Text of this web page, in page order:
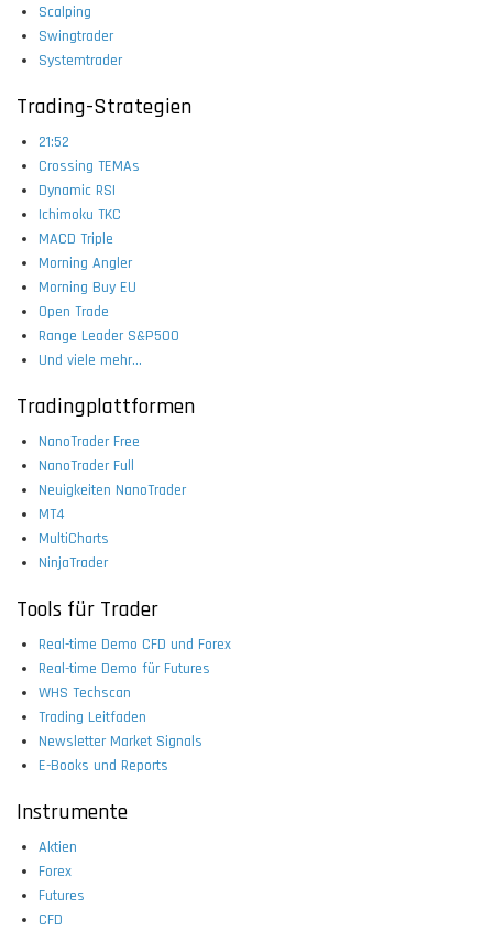
Scalping
Swingtrader
Systemtrader
Trading-Strategien
21:52
Crossing TEMAs
Dynamic RSI
Ichimoku TKC
MACD Triple
Morning Angler
Morning Buy EU
Open Trade
Range Leader S&P500
Und viele mehr...
Tradingplattformen
NanoTrader Free
NanoTrader Full
Neuigkeiten NanoTrader
MT4
MultiCharts
NinjaTrader
Tools für Trader
Real-time Demo CFD und Forex
Real-time Demo für Futures
WHS Techscan
Trading Leitfaden
Newsletter Market Signals
E-Books und Reports
Instrumente
Aktien
Forex
Futures
CFD